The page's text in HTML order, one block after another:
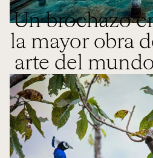
Un brochazo
la mayor obra
arte del